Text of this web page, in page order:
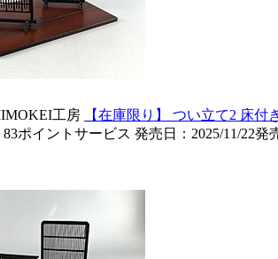
工房
【在庫限り】 つい立て2 床付
83ポイントサービス 発売日：2025/11/22発